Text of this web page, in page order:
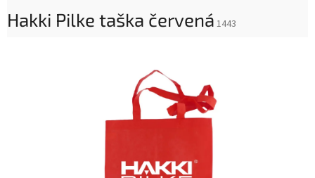
Hakki Pilke taška červená 1443